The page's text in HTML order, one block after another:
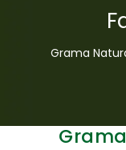
HOME
GRAMAS
Grama